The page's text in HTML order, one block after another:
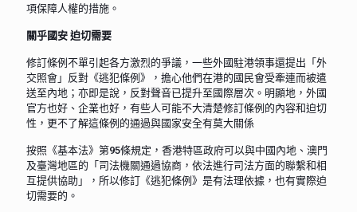
項保障人權的措施。
關乎國安 迫切需要
修訂條例不單引起各方激烈的爭議，一些外國駐港領事還提出「外
交照會」反對《逃犯條例》，擔心他們在港的國民會受牽連而被遣
送至內地；亦即是說，反對聲音已提升至國際層次。明顯地，外國
官方也好、企業也好，有些人可能不大清楚修訂條例的內容和迫切
性，更不了解這條例的通過與國家安全有莫大關係
按照《基本法》第95條規定，香港特區政府可以與中國內地、澳門
及臺灣地區的「司法機關通過協商，依法進行司法方面的聯繫和相
互提供協助」，所以修訂《逃犯條例》是有法理依據，也有實際迫
切需要的。